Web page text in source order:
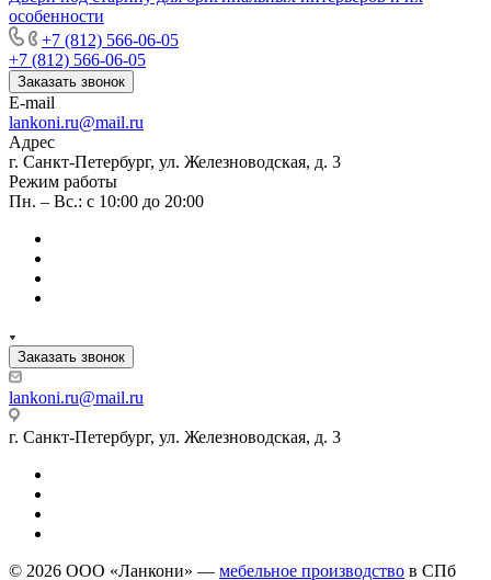
особенности
+7 (812) 566-06-05
+7 (812) 566-06-05
Заказать звонок
E-mail
lankoni.ru@mail.ru
Адрес
г. Санкт-Петербург, ул. Железноводская, д. 3
Режим работы
Пн. – Вс.: с 10:00 до 20:00
Заказать звонок
lankoni.ru@mail.ru
г. Санкт-Петербург, ул. Железноводская, д. 3
© 2026 ООО «Ланкони» — мебельное производство в СПб